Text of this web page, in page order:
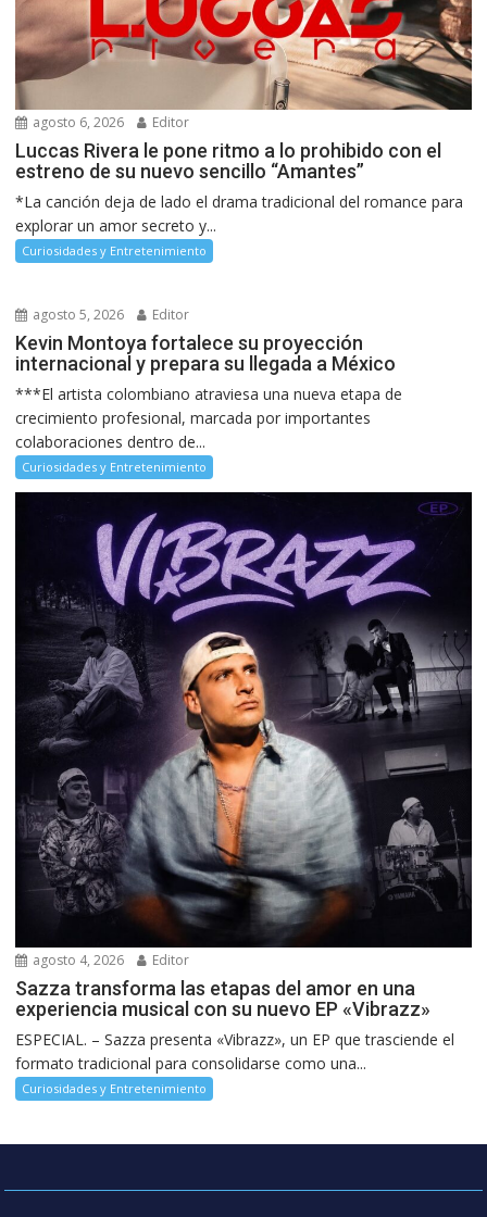
agosto 6, 2026 Editor
Luccas Rivera le pone ritmo a lo prohibido con el
estreno de su nuevo sencillo “Amantes”
*La canción deja de lado el drama tradicional del romance para
explorar un amor secreto y...
Curiosidades y Entretenimiento
agosto 5, 2026 Editor
Kevin Montoya fortalece su proyección
internacional y prepara su llegada a México
***El artista colombiano atraviesa una nueva etapa de
crecimiento profesional, marcada por importantes
colaboraciones dentro de...
Curiosidades y Entretenimiento
agosto 4, 2026 Editor
Sazza transforma las etapas del amor en una
experiencia musical con su nuevo EP «Vibrazz»
ESPECIAL. – Sazza presenta «Vibrazz», un EP que trasciende el
formato tradicional para consolidarse como una...
Curiosidades y Entretenimiento